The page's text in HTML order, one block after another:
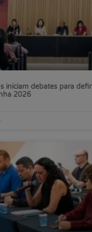
iniciam debates para
2026